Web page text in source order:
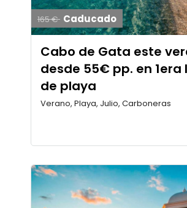
165 € Caducado
Cabo de Gata este
desde 55€ pp. en 1era
de playa
Verano, Playa, Julio, Carboneras